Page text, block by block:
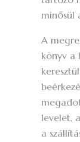
minősül
A
könyv a
levelet,
a